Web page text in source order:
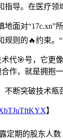
导。在医疗领
面对
则的🔥约束。
术代🎯号，它
作，就是拥抱
不断突破技术
】
定期的股东人数